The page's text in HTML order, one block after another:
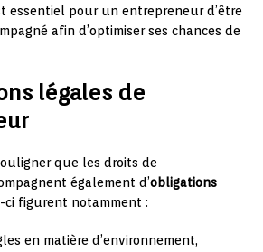
essentiel pour un entrepreneur d’être
afin d’optimiser ses chances de
légales de
que les droits de
également d’obligations
ci figurent notamment :
en matière d’environnement,